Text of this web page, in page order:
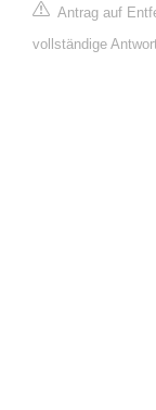
Antrag auf
vollständige